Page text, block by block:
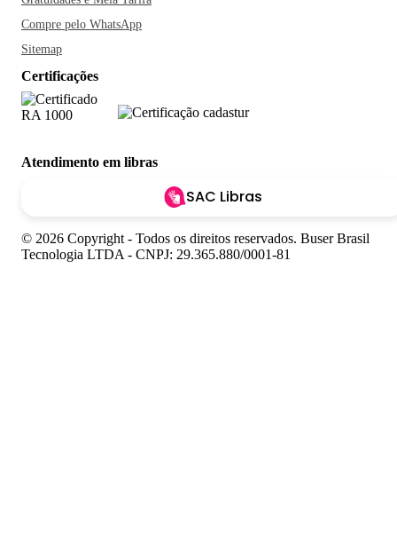
Compre pelo WhatsApp
Sitemap
Certificações
Atendimento em libras
SAC Libras
© 2026 Copyright - Todos os direitos reservados. Buser Brasil
Tecnologia LTDA - CNPJ: 29.365.880/0001-81